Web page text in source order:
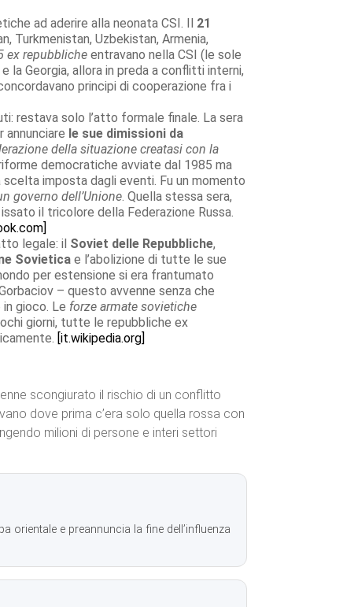
ad aderire alla neonata CSI. Il 21
Turkmenistan, Uzbekistan, Armenia,
ex repubbliche entravano nella CSI (le sole
Georgia, allora in preda a conflitti interni,
principi di cooperazione fra i
restava solo l’atto formale finale. La sera
le sue dimissioni da
della situazione creatasi con la
democratiche avviate dal 1985 ma
imposta dagli eventi. Fu un momento
governo dell’Unione. Quella stessa sera,
il tricolore della Federazione Russa.
legale: il Soviet delle Repubbliche,
Sovietica e l’abolizione di tutte le sue
per estensione si era frantumato
– questo avvenne senza che
gioco. Le forze armate sovietiche
giorni, tutte le repubbliche ex
[it.wikipedia.org]
scongiurato il rischio di un conflitto
dove prima c’era solo quella rossa con
milioni di persone e interi settori
orientale e preannuncia la fine dell’influenza